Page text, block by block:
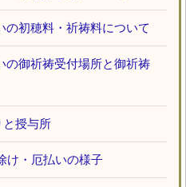
の初穂料・祈祷料について
の御祈祷受付場所と御祈祷
と授与所
け・厄払いの様子